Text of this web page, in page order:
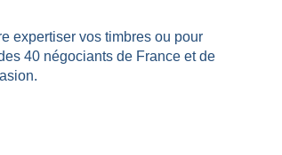
expertiser vos timbres ou pour
40 négociants de France et de